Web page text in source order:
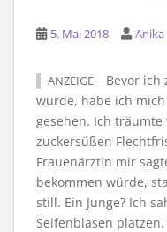
5. Mai 2018 Anika
ANZEIGE
Bevor ich
wurde, habe ich
gesehen. Ich
zuckersüßen
Frauenärztin mir
bekommen würde,
still. Ein Junge? Ich
Seifenblasen